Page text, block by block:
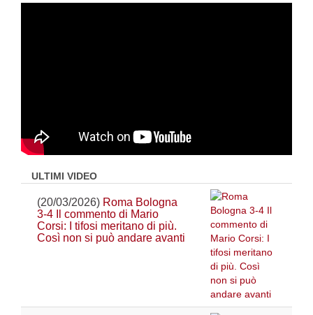
ULTIMI VIDEO
(20/03/2026) Roma Bologna
3-4 Il commento di Mario
Corsi: I tifosi meritano di più.
Così non si può andare avanti